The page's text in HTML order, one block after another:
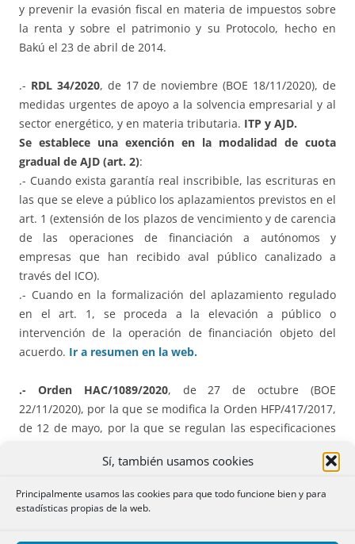
Sí, también usamos cookies
Principalmente usamos las cookies para que todo funcione bien y para
estadísticas propias de la web.
y prevenir la evasión fiscal en materia de impuestos sobre
la renta y sobre el patrimonio y su Protocolo, hecho en
Bakú el 23 de abril de 2014.
.- RDL 34/2020, de 17 de noviembre (BOE 18/11/2020), de
medidas urgentes de apoyo a la solvencia empresarial y al
sector energético, y en materia tributaria. ITP y AJD.
Se establece una exención en la modalidad de cuota
gradual de AJD (art. 2):
.- Cuando exista garantía real inscribible, las escrituras en
las que se eleve a público los aplazamientos previstos en el
art. 1 (extensión de los plazos de vencimiento y de carencia
de las operaciones de financiación a autónomos y
empresas que han recibido aval público canalizado a
través del ICO).
.- Cuando en la formalización del aplazamiento regulado
en el art. 1, se proceda a la elevación a público o
intervención de la operación de financiación objeto del
acuerdo. Ir a resumen en la web.
.- Orden HAC/1089/2020, de 27 de octubre (BOE
22/11/2020), por la que se modifica la Orden HFP/417/2017,
de 12 de mayo, por la que se regulan las especificaciones
Libros registro del IVAa través de la Sede electrónica de la
IVA.Ir a resumen en la web